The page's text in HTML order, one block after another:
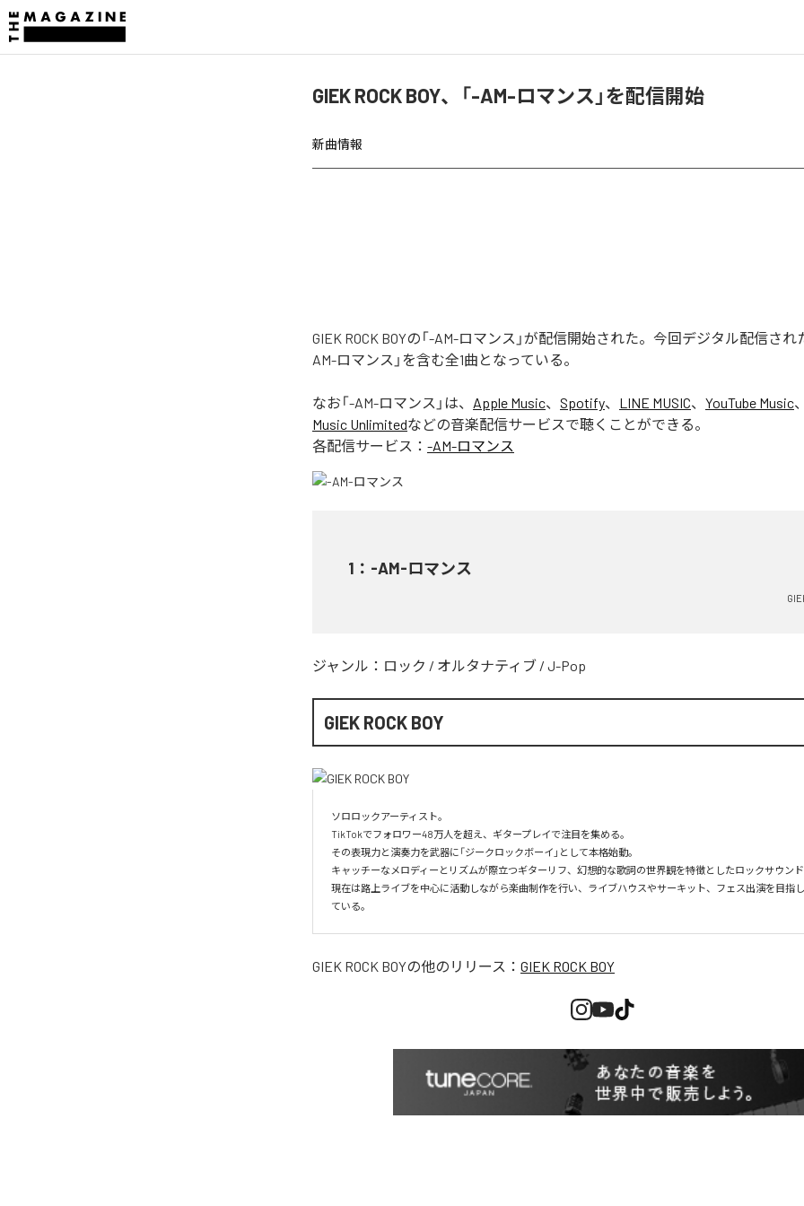
GIEK ROCK BOY、「-AM-ロマンス」を配信開始
新曲情報
GIEK ROCK BOYの「-AM-ロマンス」が配信開始された。今回デジタル配信され
AM-ロマンス」を含む全1曲となっている。
なお「-AM-ロマンス 」は、 Apple Music、 Spotify、 LINE MUSIC、 YouTube Music、
Music Unlimitedなどの音楽配信サービスで聴くことができる。
各配信サービス： -AM-ロマンス
1 ： -AM-ロマンス
ジャンル： ロック / オルタナティブ / J-Pop
GIEK ROCK BOY
ソロロックアーティスト。
TikTokでフォロワー48万人を超え、ギタープレイで注目を集める。
その表現力と演奏力を武器に「ジークロックボーイ」として本格始動。
キャッチーなメロディーとリズムが際立つギターリフ、幻想的な歌詞の世界観を特徴としたロックサウンド
現在は路上ライブを中心に活動しながら楽曲制作を行い、ライブハウスやサーキット、フェス出演を目指
ている。
GIEK ROCK BOYの他のリリース： GIEK ROCK BOY